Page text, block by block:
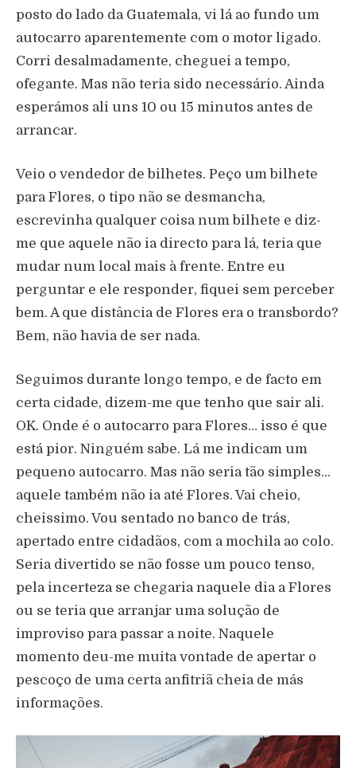
posto do lado da Guatemala, vi lá ao fundo um
autocarro aparentemente com o motor ligado.
Corri desalmadamente, cheguei a tempo,
ofegante. Mas não teria sido necessário. Ainda
esperámos ali uns 10 ou 15 minutos antes de
arrancar.
Veio o vendedor de bilhetes. Peço um bilhete
para Flores, o tipo não se desmancha,
escrevinha qualquer coisa num bilhete e diz-
me que aquele não ia directo para lá, teria que
mudar num local mais à frente. Entre eu
perguntar e ele responder, fiquei sem perceber
bem. A que distância de Flores era o transbordo?
Bem, não havia de ser nada.
Seguimos durante longo tempo, e de facto em
certa cidade, dizem-me que tenho que sair ali.
OK. Onde é o autocarro para Flores… isso é que
está pior. Ninguém sabe. Lá me indicam um
pequeno autocarro. Mas não seria tão simples…
aquele também não ia até Flores. Vai cheio,
cheissimo. Vou sentado no banco de trás,
apertado entre cidadãos, com a mochila ao colo.
Seria divertido se não fosse um pouco tenso,
pela incerteza se chegaria naquele dia a Flores
ou se teria que arranjar uma solução de
improviso para passar a noite. Naquele
momento deu-me muita vontade de apertar o
pescoço de uma certa anfitriã cheia de más
informações.